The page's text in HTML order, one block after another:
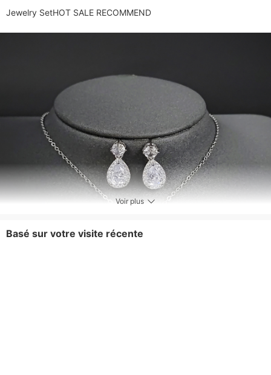
Jewelry SetHOT SALE RECOMMEND
Voir plus
Basé sur votre visite récente